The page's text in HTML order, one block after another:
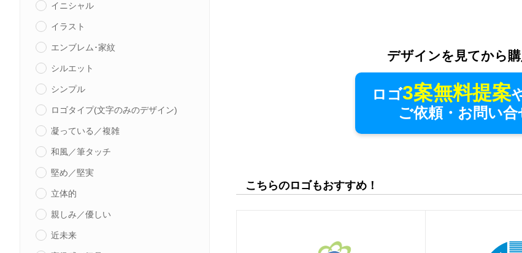
イニシャル
イラスト
エンブレム･家紋
シルエット
シンプル
ロゴタイプ(文字のみのデザイン)
凝っている／複雑
和風／筆タッチ
堅め／堅実
立体的
親しみ／優しい
近未来
デザインを見てから
ロゴ3案無料提案
ご依頼・お問い
こちらのロゴもおすすめ！